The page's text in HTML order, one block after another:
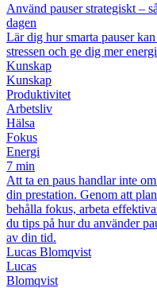
Använd pauser strategiskt –
dagen
Lär dig hur smarta pauser
stressen och ge dig mer
Kunskap
Kunskap
Produktivitet
Arbetsliv
Hälsa
Fokus
Energi
7 min
Att ta en paus handlar inte
din prestation. Genom att
behålla fokus, arbeta
du tips på hur du använder
av din tid.
Lucas Blomqvist
Lucas
Blomqvist